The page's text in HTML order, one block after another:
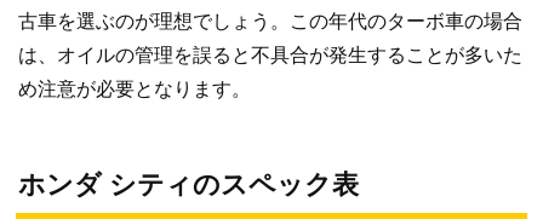
古車を選ぶのが理想でしょう。この年代のターボ車の場合
は、オイルの管理を誤ると不具合が発生することが多いた
め注意が必要となります。
ホンダ シティのスペック表